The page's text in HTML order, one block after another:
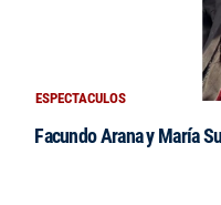
ESPECTACULOS
Facundo Arana y María